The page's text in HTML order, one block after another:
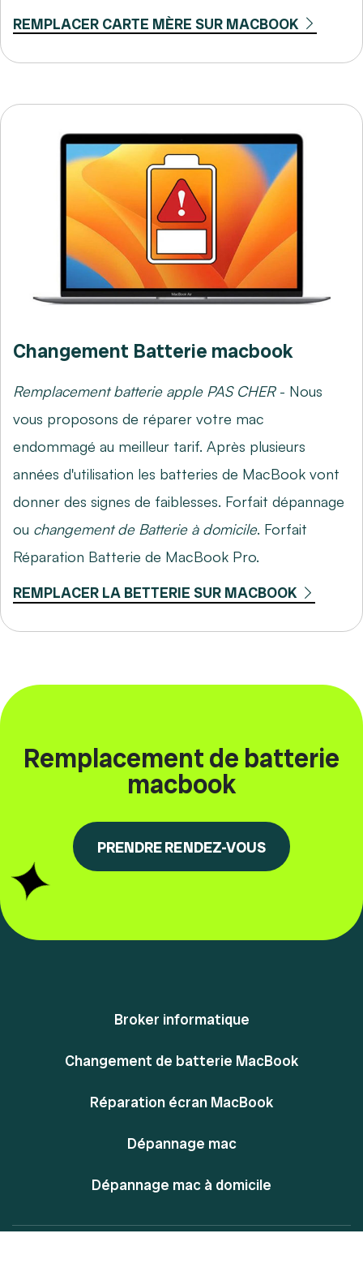
REMPLACER CARTE MÈRE SUR MACBOOK
Changement Batterie macbook
Remplacement batterie apple PAS CHER - Nous
vous proposons de réparer votre mac
endommagé au meilleur tarif. Après plusieurs
années d'utilisation les batteries de MacBook vont
donner des signes de faiblesses. Forfait dépannage
ou changement de Batterie à domicile. Forfait
Réparation Batterie de MacBook Pro.
REMPLACER LA BETTERIE SUR MACBOOK
Remplacement de batterie
macbook
PRENDRE RENDEZ-VOUS
Broker informatique
Changement de batterie MacBook
Réparation écran MacBook
Dépannage mac
Dépannage mac à domicile